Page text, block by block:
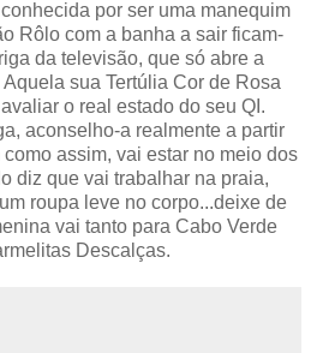
por ser uma manequim
Rôlo com a banha a sair ficam-
da televisão, que só abre a
sua Tertúlia Cor de Rosa
o real estado do seu QI.
aconselho-a realmente a partir
assim, vai estar no meio dos
diz que vai trabalhar na praia,
roupa leve no corpo...deixe de
vai tanto para Cabo Verde
Descalças.